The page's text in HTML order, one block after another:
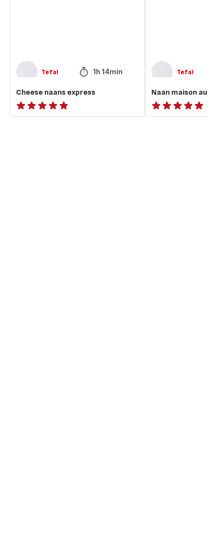
Tefal 1h 14min
Cheese naans express
ratings.NaN
Tefal
Naan maison au
ratings.NaN